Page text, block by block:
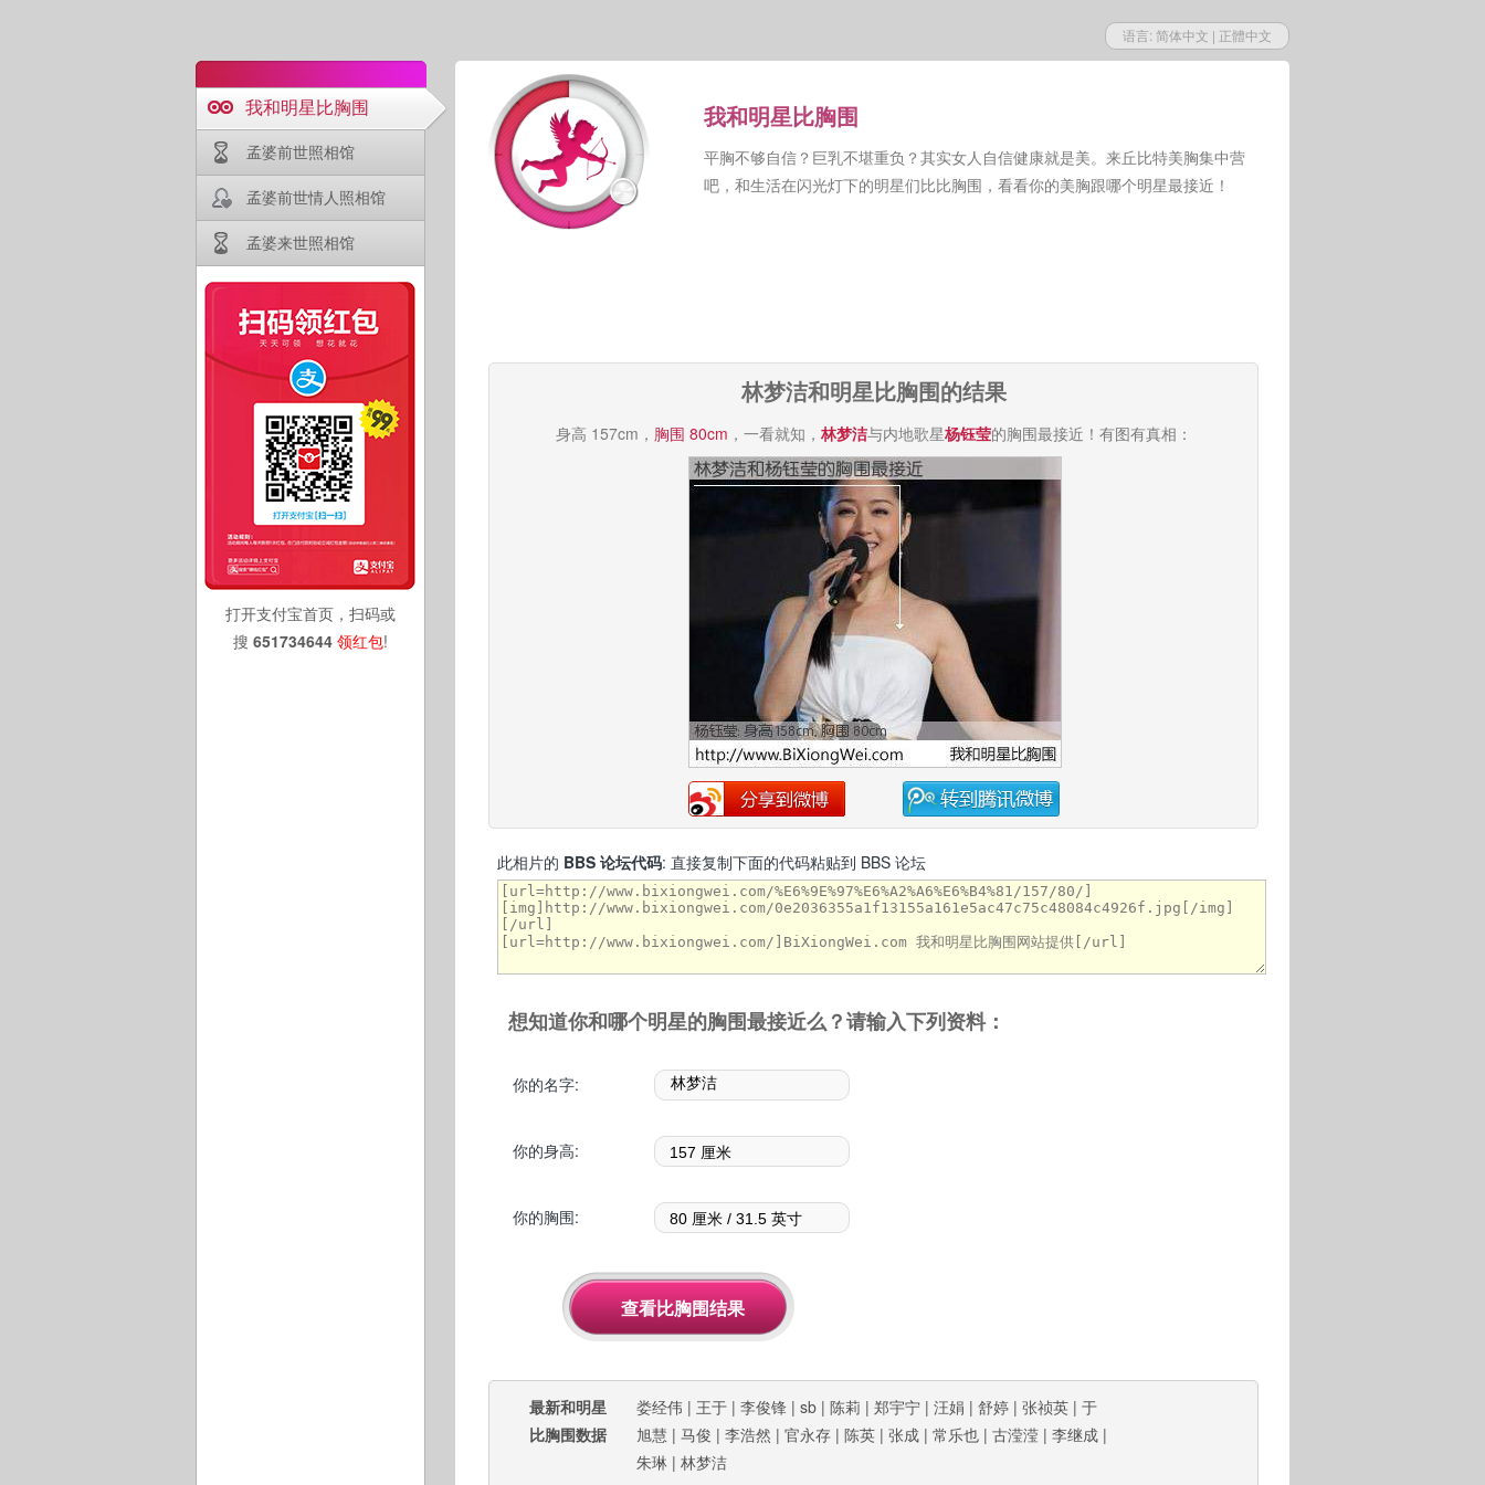
语言: 简体中文 | 正體中文
我和明星比胸围
孟婆前世照相馆
孟婆前世情人照相馆
孟婆来世照相馆
打开支付宝首页，扫码或
搜 651734644 领红包!
我和明星比胸围
平胸不够自信？巨乳不堪重负？其实女人自信健康就是美。来丘比特美胸集中营
吧，和生活在闪光灯下的明星们比比胸围，看看你的美胸跟哪个明星最接近！
林梦洁和明星比胸围的结果
身高 157cm， 胸围 80cm ，一看就知， 林梦洁与内地歌星杨钰莹的胸围最接近！有图有真相：
此相片的 BBS 论坛代码: 直接复制下面的代码粘贴到 BBS 论坛
想知道你和哪个明星的胸围最接近么？请输入下列资料：
你的名字:
你的身高:
你的胸围:
最新和明星
比胸围数据
娄经伟 | 王于 | 李俊锋 | sb | 陈莉 | 郑宇宁 | 汪娟 | 舒婷 | 张祯英 | 于
旭慧 | 马俊 | 李浩然 | 官永存 | 陈英 | 张成 | 常乐也 | 古滢滢 | 李继成 |
朱琳 | 林梦洁